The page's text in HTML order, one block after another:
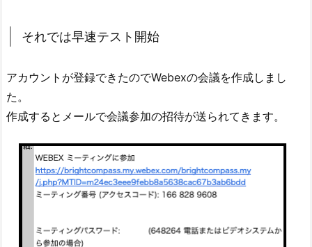
それでは早速テスト開始
アカウントが登録できたのでWebexの会議を作成しまし
た。
作成するとメールで会議参加の招待が送られてきます。